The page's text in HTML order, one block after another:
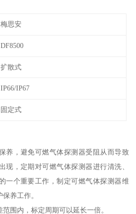
梅思安
DF8500
扩散式
IP66/IP67
固定式
养，避免可燃气体探测器受阻从而导致
现，定期对可燃气体探测器进行清洗、
一个重要工作，制定可燃气体探测器维
养工作。
围内，标定周期可以延长一倍。